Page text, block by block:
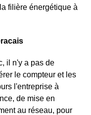
filière énergétique à
il n'y a pas de
le compteur et les
l'entreprise à
de mise en
au réseau, pour